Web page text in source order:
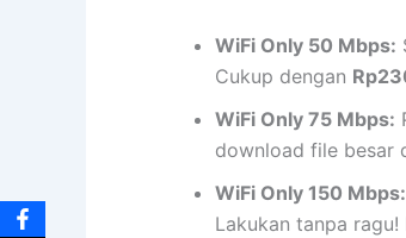
WiFi Only 50 Mbps:
Cukup dengan
WiFi Only 75 Mbps:
download file besar
WiFi Only 150 Mbps:
Lakukan tanpa ragu!